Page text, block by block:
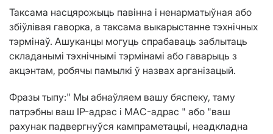
Таксама насцярожыць павінна і ненарматыўная або
збіўлівая гаворка, а таксама выкарыстанне тэхнічных
тэрмінаў. Ашуканцы могуць спрабаваць заблытаць
складанымі тэхнічнымі тэрмінамі або гаварыць з
акцэнтам, робячы памылкі ў назвах арганізацый.
Фразы тыпу:" Мы абнаўляем вашу бяспеку, таму
патрэбны ваш IP-адрас і MAC-адрас " або "ваш
рахунак падвергнуўся кампраметацыі, неадкладна